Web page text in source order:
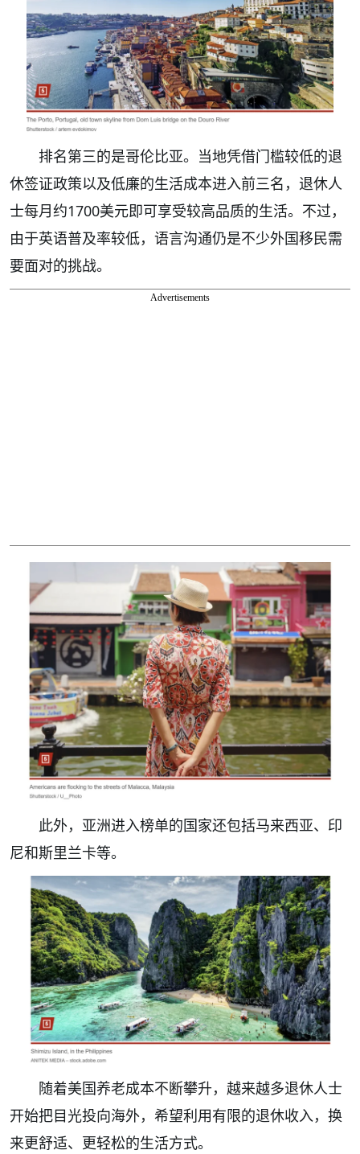
排名第三的是哥伦比亚。当地凭借门槛较低的退
休签证政策以及低廉的生活成本进入前三名，退休人
士每月约1700美元即可享受较高品质的生活。不过，
由于英语普及率较低，语言沟通仍是不少外国移民需
要面对的挑战。
Advertisements
此外，亚洲进入榜单的国家还包括马来西亚、印
尼和斯里兰卡等。
随着美国养老成本不断攀升，越来越多退休人士
开始把目光投向海外，希望利用有限的退休收入，换
来更舒适、更轻松的生活方式。